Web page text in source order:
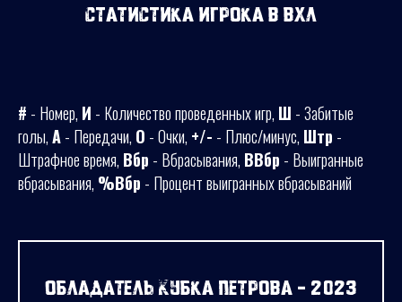
Статистика игрока в ВХЛ
# - Номер, И - Количество проведенных игр, Ш - Забитые
голы,А- Передачи, О - Очки, +/- - Плюс/минус, Штр -
Штрафное время, Вбр - Вбрасывания, ВВбр - Выигранные
вбрасывания, %Вбр - Процент выигранных вбрасываний
Обладатель Кубка Петрова - 2023